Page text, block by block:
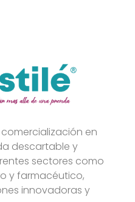
en
descartable y
sectores como
y farmacéutico,
innovadoras y